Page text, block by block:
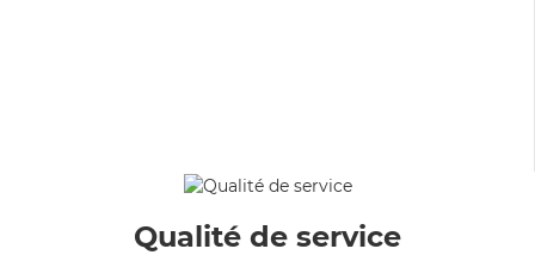
Qualité de service